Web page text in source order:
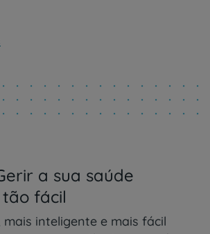
a sua saúde
fácil
mais inteligente e mais fácil